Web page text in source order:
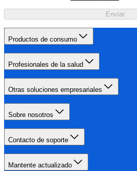
Enviar
Productos de consumo
Profesionales de la salud
Otras soluciones empresariales
Sobre nosotros
Contacto de soporte
Mantente actualizado